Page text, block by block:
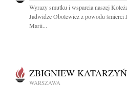
Wyrazy smutku i wsparcia naszej
Jadwidze Obolewicz z powodu śmierci
Marii...
ZBIGNIEW
WARSZAWA